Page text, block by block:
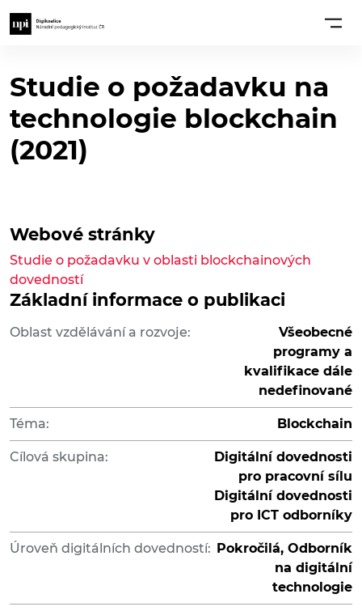
Studie o požadavku na
technologie blockchain
(2021)
Základní informace o publikaci
Oblast vzdělávání a rozvoje:
Všeobecné
programy a
kvalifikace dále
nedefinované
Téma: Blockchain
Cílová skupina:
Digitální dovednosti
pro pracovní sílu
Digitální dovednosti
pro ICT odborníky
Úroveň digitálních dovedností:
Pokročilá, Odborník
na digitální
technologie
Webové stránky
Studie o požadavku v oblasti blockchainových
dovedností